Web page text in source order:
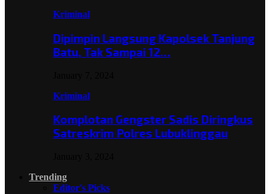
Kriminal
Dipimpin Langsung Kapolsek Tanjung
Batu, Tak Sampai 12…
Kriminal
Komplotan Gengster Sadis Diringkus
Satreskrim Polres Lubuklinggau
Trending
Editor's Picks